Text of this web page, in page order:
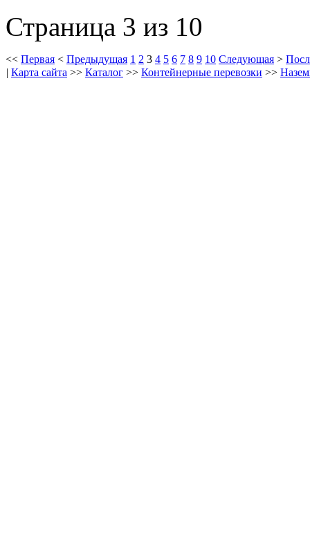
Страница 3 из 10
<< Первая < Предыдущая 1 2 3 4 5 6 7 8 9 10 Следующая >
| Карта сайта >> Каталог >> Контейнерные перевозки >>